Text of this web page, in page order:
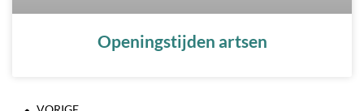
Openingstijden artsen